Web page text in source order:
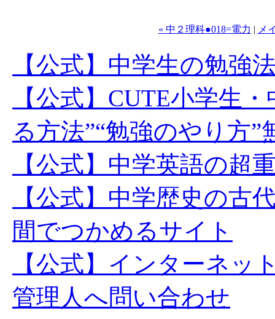
« 中２理科●018=電力 | メ
【公式】中学生の勉強
【公式】CUTE小学生
る方法”“勉強のやり方”
【公式】中学英語の超
【公式】中学歴史の古
間でつかめるサイト
【公式】インターネッ
管理人へ問い合わせ